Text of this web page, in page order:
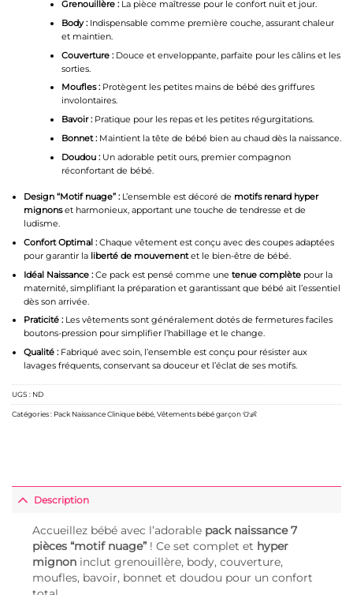
Grenouillère :La pièce maîtresse pour le confort nuit et jour.
Body :Indispensable comme première couche, assurant chaleur
et maintien.
Couverture :Douce et enveloppante, parfaite pour les câlins et les
sorties.
Moufles :Protègent les petites mains de bébé des griffures
involontaires.
Bavoir :Pratique pour les repas et les petites régurgitations.
Bonnet :Maintient la tête de bébé bien au chaud dès la naissance.
Doudou :Un adorable petit ours, premier compagnon
réconfortant de bébé.
Design “Motif nuage” :L’ensemble est décoré de motifs renard hyper
mignonset harmonieux, apportant une touche de tendresse et de
ludisme.
Confort Optimal :Chaque vêtement est conçu avec des coupes adaptées
pour garantir la liberté de mouvementet le bien-être de bébé.
Idéal Naissance :Ce pack est pensé comme une tenue complètepour la
maternité, simplifiant la préparation et garantissant que bébé ait l’essentiel
dès son arrivée.
Praticité :Les vêtements sont généralement dotés de fermetures faciles
boutons-pression pour simplifier l’habillage et le change.
Qualité :Fabriqué avec soin, l’ensemble est conçu pour résister aux
lavages fréquents, conservant sa douceur et l’éclat de ses motifs.
UGS : ND
Catégories : Pack Naissance Clinique bébé Vêtements bébé garçon 👕👶
Description
Accueillez bébé avec l’adorable pack naissance 7
pièces “motif nuage”! Ce set complet et hyper
mignoninclut grenouillère, body, couverture,
moufles, bavoir, bonnet et doudou pour un confort